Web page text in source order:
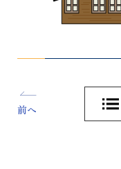
前へ